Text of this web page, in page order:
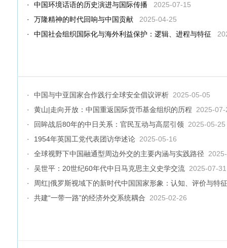
·
中国环境话语的历史演进与国际传播
2025-07-15
·
万隆精神的时代回响与中国贡献
2025-04-25
·
中国社会组织国际化与海外利益保护：逻辑、进程与特征
· 中国与中亚国家合作践行全球安全倡议评析 2025-05-05
·
黄山|走向开放：中国重返国际货币基金组织的历程
2025-07-
·
回眸战后80年的中日关系：官民互动与高层引领
2025-05-25
·
1954年英国工党代表团访华述论 2025-05-16
·
全球视野下中国融通型周边外交的主要内涵与实践路径
·
吴世平：20世纪60年代中日马克思主义史学交流 2025-07-31
·
周红|俄罗斯视域下的新时代中国国家形象：认知、评价与特征
·
共建“一带一路”的经济外交系统耦合 2025-02-26